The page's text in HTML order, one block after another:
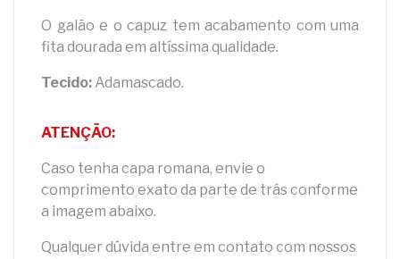
O galão e o capuz tem acabamento com uma
fita dourada em altíssima qualidade.
Tecido: Adamascado.
ATENÇÃO:
Caso tenha capa romana, envie o
comprimento exato da parte de trás conforme
a imagem abaixo.
Qualquer dúvida entre em contato com nossos